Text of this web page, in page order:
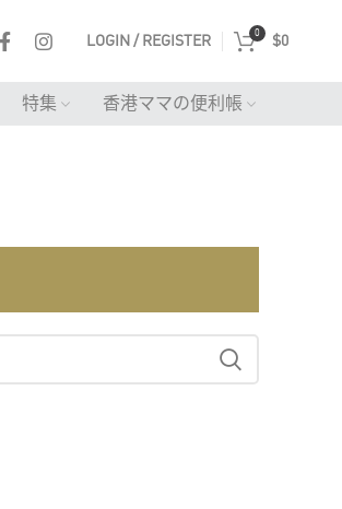
LOGIN / REGISTER
0
$0
特集 香港ママの便利帳